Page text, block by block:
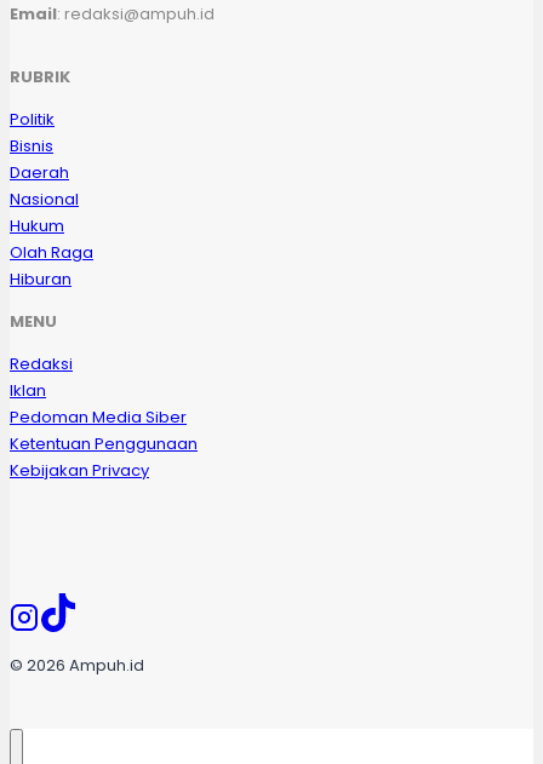
Email: redaksi@ampuh.id
RUBRIK
Politik
Bisnis
Daerah
Nasional
Hukum
Olah Raga
Hiburan
MENU
Redaksi
Iklan
Pedoman Media Siber
Ketentuan Penggunaan
Kebijakan Privacy
© 2026 Ampuh.id